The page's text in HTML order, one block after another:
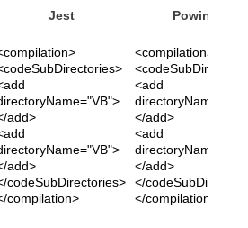
Jest Powinno
add>
add>
codeSubDirectories>
compilation>
<compilation>
<add
</add>
<add
</add>
</
</compilation>